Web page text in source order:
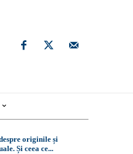
originile și
Și ceea ce...